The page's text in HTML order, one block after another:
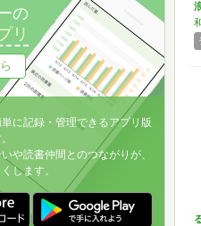
の
リ
に記録・管理できるアプリ版
や読書仲間とのつながりが、
します。